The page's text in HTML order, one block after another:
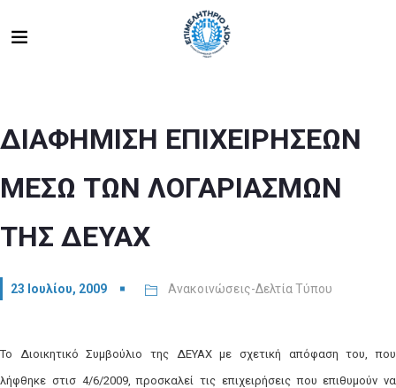
ΔΙΑΦΗΜΙΣΗ ΕΠΙΧΕΙΡΗΣΕΩΝ
ΜΕΣΩ ΤΩΝ ΛΟΓΑΡΙΑΣΜΩΝ
ΤΗΣ ΔΕΥΑΧ
23 Ιουλίου, 2009 Ανακοινώσεις-Δελτία Τύπου
Το Διοικητικό Συμβούλιο της ΔΕΥΑΧ με σχετική απόφαση του, που
λήφθηκε στισ 4/6/2009, προσκαλεί τις επιχειρήσεις που επιθυμούν να